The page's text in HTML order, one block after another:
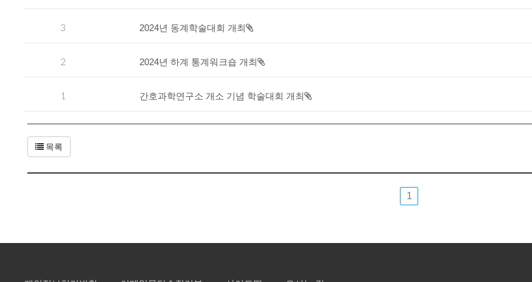
3 2024년 동계학술대회 개최
2 2024년 하계 통계워크숍 개최
1 간호과학연구소 개소 기념 학술대회 개최
목록
1